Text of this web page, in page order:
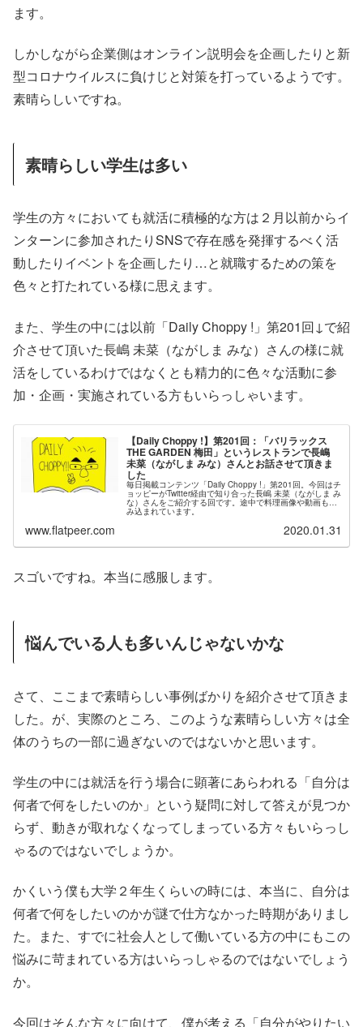
ます。
しかしながら企業側はオンライン説明会を企画したりと新
型コロナウイルスに負けじと対策を打っているようです。
素晴らしいですね。
素晴らしい学生は多い
学生の方々においても就活に積極的な方は２月以前からイ
ンターンに参加されたりSNSで存在感を発揮するべく活
動したりイベントを企画したり…と就職するための策を
色々と打たれている様に思えます。
また、学生の中には以前「Daily Choppy !」第201回↓で紹
介させて頂いた長嶋 未菜（ながしま みな）さんの様に就
活をしているわけではなくとも精力的に色々な活動に参
加・企画・実施されている方もいらっしゃいます。
【Daily Choppy !】第201回：「バリラックス
THE GARDEN 梅田」というレストランで長嶋
未菜（ながしま みな）さんとお話させて頂きま
した
毎日掲載コンテンツ「Daily Choppy !」第201回。今回はチ
ョッピーがTwitter経由で知り合った長嶋 未菜（ながしま み
な）さんをご紹介する回です。途中で料理画像や動画も挟
み込まれています。
www.flatpeer.com 2020.01.31
スゴいですね。本当に感服します。
悩んでいる人も多いんじゃないかな
さて、ここまで素晴らしい事例ばかりを紹介させて頂きま
した。が、実際のところ、このような素晴らしい方々は全
体のうちの一部に過ぎないのではないかと思います。
学生の中には就活を行う場合に顕著にあらわれる「自分は
何者で何をしたいのか」という疑問に対して答えが見つか
らず、動きが取れなくなってしまっている方々もいらっし
ゃるのではないでしょうか。
かくいう僕も大学２年生くらいの時には、本当に、自分は
何者で何をしたいのかが謎で仕方なかった時期がありまし
た。また、すでに社会人として働いている方の中にもこの
悩みに苛まれている方はいらっしゃるのではないでしょう
か。
今回はそんな方々に向けて、僕が考える「自分がやりたい